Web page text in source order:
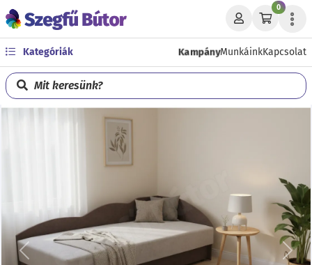
0
Kategóriák KampányMunkáinkKapcsolat
Mit keresünk?
Előző